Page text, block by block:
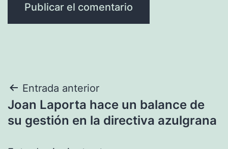
Navegación
de
Entrada anterior
Joan Laporta hace un balance de
su gestión en la directiva azulgrana